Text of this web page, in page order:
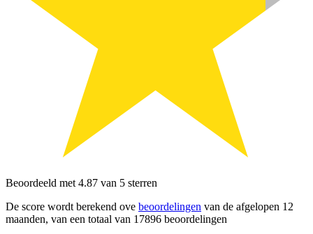
Beoordeeld met 4.87 van 5 sterren
De score wordt berekend ove beoordelingen van de afgelopen 12
maanden, van een totaal van 17896 beoordelingen